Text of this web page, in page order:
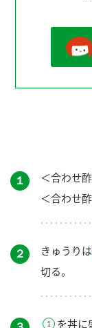
１
＜合わせ
＜合わせ
２ きゅうりは
切る。
を丼に